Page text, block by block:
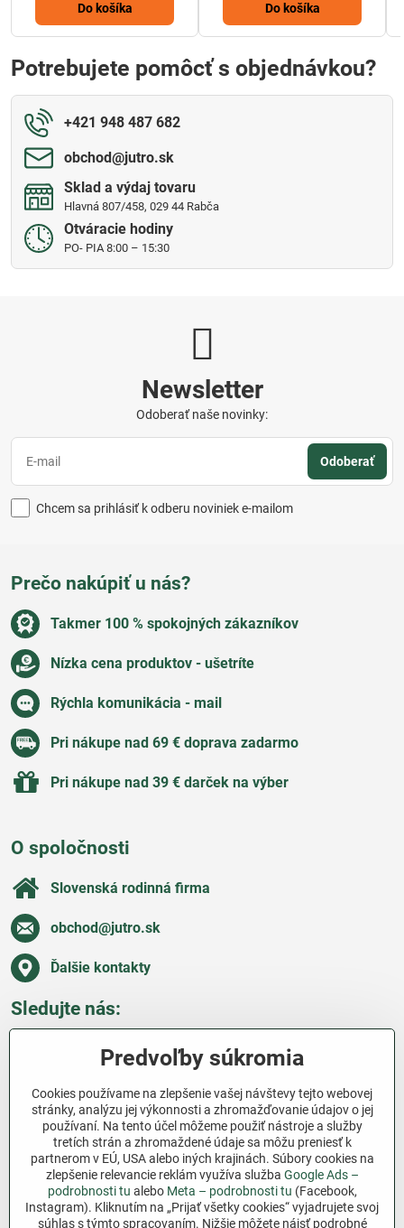
Do košíka Do košíka
Potrebujete pomôcť s objednávkou?
+421 948 487 682
obchod​@jutro​.sk
Sklad a výdaj tovaru
Hlavná 807/458, 029 44 Rabča
Otváracie hodiny
PO- PIA 8:00 – 15:30
Newsletter
Odoberať naše novinky:
Odoberať
Chcem sa prihlásiť k odberu noviniek e-mailom
Prečo nakúpiť u nás?
Takmer 100 % spokojných zákazníkov
Nízka cena produktov - ušetríte
Rýchla komunikácia - mail
Pri nákupe nad 69 € doprava zadarmo
Pri nákupe nad 39 € darček na výber
O spoločnosti
Slovenská rodinná firma
obchod​@jutro​.sk
Ďalšie kontakty
Sledujte nás:
Všetko o nákupe
Ďakujeme za podporu
Sme slovenský e-shop bez dotácií​. Fungujeme len
vďaka vám – ľuďom, ktorí veria v poctivú prácu a
lásku k pôde​. Každý nákup na Jutro​.sk nám pomáha
Predvoľby súkromia
Cookies používame na zlepšenie vašej návštevy tejto webovej
stránky, analýzu jej výkonnosti a zhromažďovanie údajov o jej
používaní. Na tento účel môžeme použiť nástroje a služby
tretích strán a zhromaždené údaje sa môžu preniesť k
partnerom v EÚ, USA alebo iných krajinách. Súbory cookies na
zlepšenie relevancie reklám využíva služba Google Ads –
podrobnosti tu alebo Meta – podrobnosti tu (Facebook,
Instagram). Kliknutím na „Prijať všetky cookies“ vyjadrujete svoj
súhlas s týmto spracovaním. Nižšie môžete nájsť podrobné